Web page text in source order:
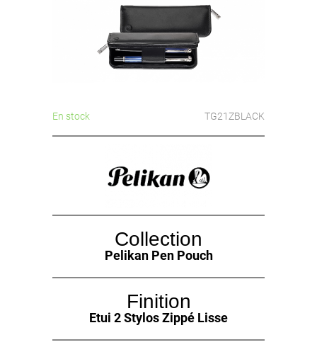
En stock TG21ZBLACK
Collection
Pelikan Pen Pouch
Finition
Etui 2 Stylos Zippé Lisse